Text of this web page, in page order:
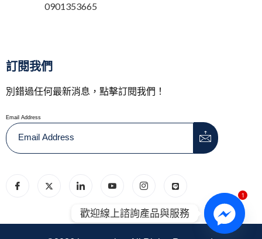
0901353665
訂閱我們
別錯過任何最新消息，點擊訂閱我們！
Email Address
1
歡迎線上諮詢產品與服務